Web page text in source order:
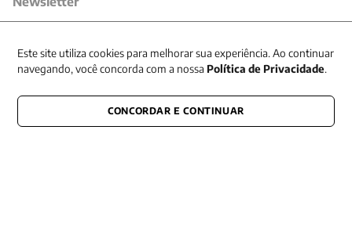
CONECTE-SE CONOSCO
Este site utiliza cookies para melhorar sua experiência. Ao continuar
navegando, você concorda com a nossa Política de Privacidade.
CONCORDAR E CONTINUAR